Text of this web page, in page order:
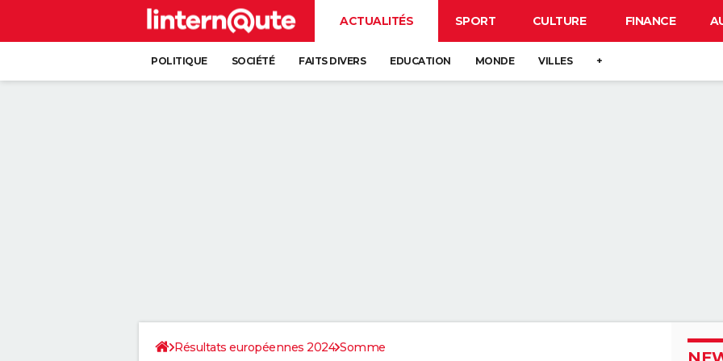
ACTUALITÉS SPORT CULTURE FINANCE
POLITIQUE SOCIÉTÉ FAITS DIVERS EDUCATION MONDE VILLES +
Résultats européennes 2024 Somme